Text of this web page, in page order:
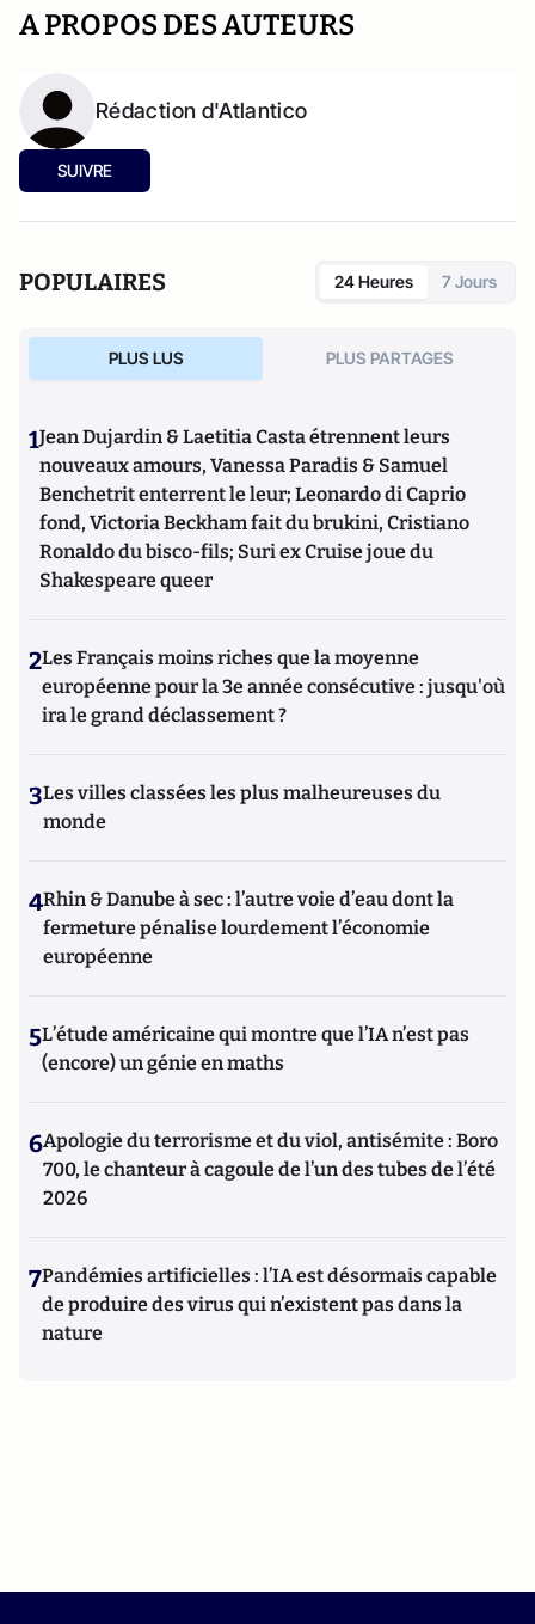
A PROPOS DES AUTEURS
Rédaction d'Atlantico
SUIVRE
POPULAIRES 24 Heures 7 Jours
PLUS LUS PLUS PARTAGES
1Jean Dujardin & Laetitia Casta étrennent leurs
nouveaux amours, Vanessa Paradis & Samuel
Benchetrit enterrent le leur; Leonardo di Caprio
fond, Victoria Beckham fait du brukini, Cristiano
Ronaldo du bisco-fils; Suri ex Cruise joue du
Shakespeare queer
2Les Français moins riches que la moyenne
européenne pour la 3e année consécutive : jusqu'où
ira le grand déclassement ?
3Les villes classées les plus malheureuses du
monde
4Rhin & Danube à sec : l’autre voie d’eau dont la
fermeture pénalise lourdement l’économie
européenne
5L’étude américaine qui montre que l’IA n’est pas
(encore) un génie en maths
6Apologie du terrorisme et du viol, antisémite : Boro
700, le chanteur à cagoule de l’un des tubes de l’été
2026
7Pandémies artificielles : l’IA est désormais capable
de produire des virus qui n’existent pas dans la
nature